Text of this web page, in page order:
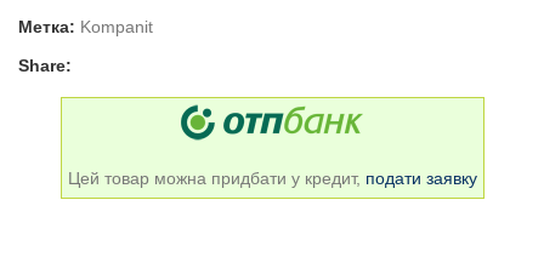
Метка: Kompanit
Share:
Цей товар можна придбати у кредит, подати заявку